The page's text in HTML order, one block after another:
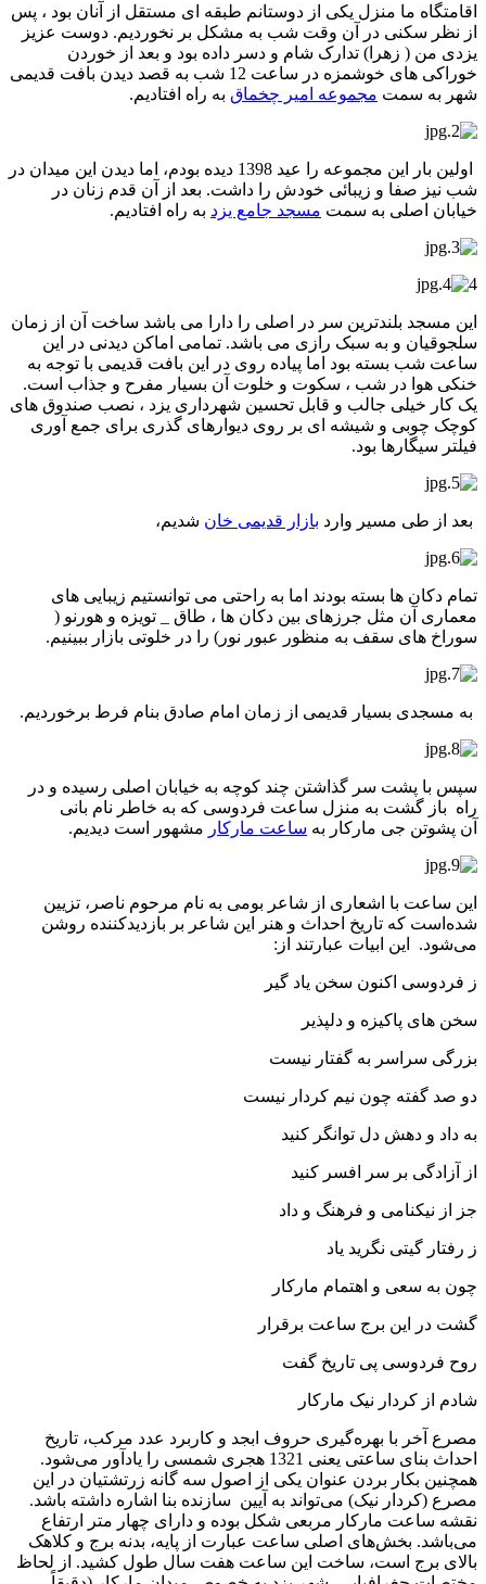
اقامتگاه ما منزل یکی از دوستانم طبقه ای مستقل از آنان بود ، پس
از نظر سکنی در آن وقت شب به مشکل بر نخوردیم. دوست عزیز
یزدی من ( زهرا) تدارک شام و دسر داده بود و بعد از خوردن
خوراکی های خوشمزه در ساعت 12 شب به قصد دیدن بافت قدیمی
شهر به سمت مجموعه امیر چخماق به راه افتادیم.
اولین بار این مجموعه را عید 1398 دیده بودم، اما دیدن این میدان در
شب نیز صفا و زیبائی خودش را داشت. بعد از آن قدم زنان در
خیابان اصلی به سمت مسجد جامع یزد به راه افتادیم.
4
این مسجد بلندترین سر در اصلی را دارا می باشد ساخت آن از زمان
سلجوقیان و به سبک رازی می باشد. تمامی اماکن دیدنی در این
ساعت شب بسته بود اما پیاده روی در این بافت قدیمی با توجه به
خنکی هوا در شب ، سکوت و خلوت آن بسیار مفرح و جذاب است.
یک کار خیلی جالب و قابل تحسین شهرداری یزد ، نصب صندوق های
کوچک چوبی و شیشه ای بر روی دیوارهای گذری برای جمع آوری
فیلتر سیگارها بود.
بعد از طی مسیر وارد بازار قدیمی خان شدیم،
تمام دکان ها بسته بودند اما به راحتی می توانستیم زیبایی های
معماری آن مثل جرزهای بین دکان ها ، طاق _ تویزه و هورنو (
سوراخ های سقف به منظور عبور نور) را در خلوتی بازار ببینیم.
به مسجدی بسیار قدیمی از زمان امام صادق بنام فرط برخوردیم.
سپس با پشت سر گذاشتن چند کوچه به خیابان اصلی رسیده و در
راه باز گشت به منزل ساعت فردوسی که به خاطر نام بانی
آن پشوتن جی مارکار به ساعت مارکار مشهور است دیدیم.
این ساعت با اشعاری از شاعر بومی به نام مرحوم ناصر، تزیین
شده‌است که تاریخ احداث و هنر این شاعر بر بازدیدکننده روشن
می‌شود. این ابیات عبارتند از:
ز فردوسی اکنون سخن یاد گیر
سخن های پاکیزه و دلپذیر
بزرگی سراسر به گفتار نیست
دو صد گفته چون نیم کردار نیست
به داد و دهش دل توانگر کنید
از آزادگی بر سر افسر کنید
جز از نیکنامی و فرهنگ و داد
ز رفتار گیتی نگرید یاد
چون به سعی و اهتمام مارکار
گشت در این برج ساعت برقرار
روح فردوسی پی تاریخ گفت
شادم از کردار نیک مارکار
مصرع آخر با بهره‌گیری حروف ابجد و کاربرد عدد مرکب، تاریخ
احداث بنای ساعتی یعنی 1321 هجری شمسی را یادآور می‌شود.
همچنین بکار بردن عنوان یکی از اصول سه گانه زرتشتیان در این
مصرع (کردار نیک) می‌تواند به آیین سازنده بنا اشاره داشته باشد.
نقشه ساعت مارکار مربعی شکل بوده و دارای چهار متر ارتفاع
می‌باشد. بخش‌های اصلی ساعت عبارت از پایه، بدنه برج و کلاهک
بالای برج است، ساخت این ساعت هفت سال طول کشید. از لحاظ